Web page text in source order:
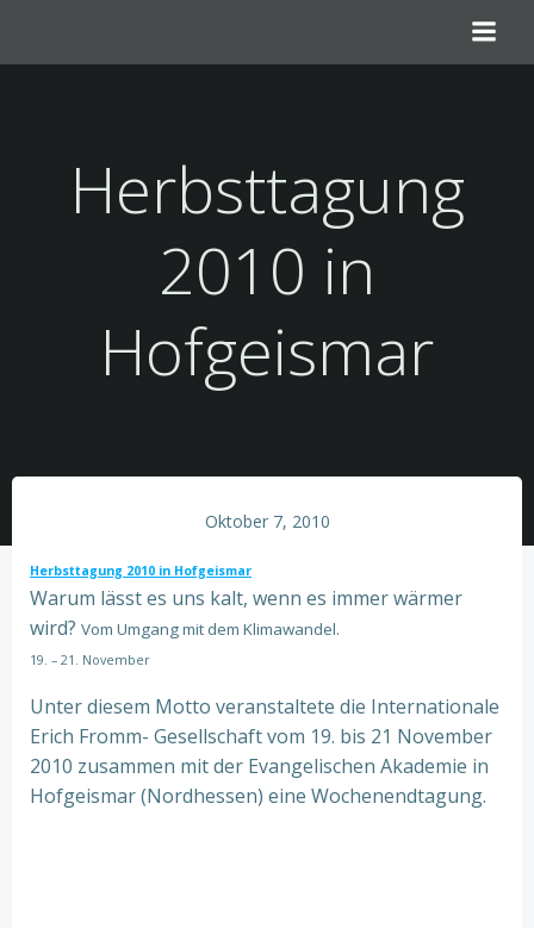
springen
Herbsttagung
2010 in
Hofgeismar
Oktober 7, 2010
Herbsttagung 2010 in Hofgeismar
Warum lässt es uns kalt, wenn es immer wärmer
wird? Vom Umgang mit dem Klimawandel.
19. – 21. November
Unter diesem Motto veranstaltete die Internationale
Erich Fromm- Gesellschaft vom 19. bis 21 November
2010 zusammen mit der Evangelischen Akademie in
Hofgeismar (Nordhessen) eine Wochenendtagung.